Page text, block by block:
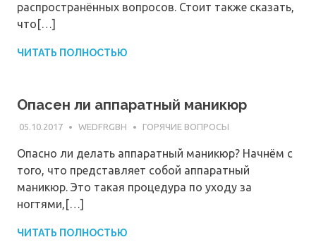
распространённых вопросов. Стоит также сказать,
что[…]
ЧИТАТЬ ПОЛНОСТЬЮ
Опасен ли аппаратный маникюр
05.10.2017 WEDFRGBH ГОРЯЧИЕ ВОПРОСЫ
Опасно ли делать аппаратный маникюр? Начнём с
того, что представляет собой аппаратный
маникюр. Это такая процедура по уходу за
ногтями,[…]
ЧИТАТЬ ПОЛНОСТЬЮ